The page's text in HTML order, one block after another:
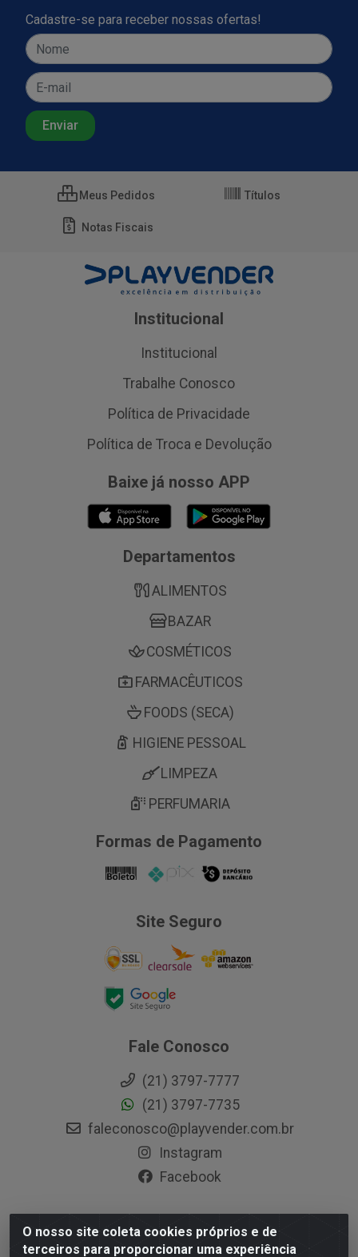
O nosso site coleta cookies próprios e de
terceiros para proporcionar uma experiência
Cadastre-se para receber nossas ofertas!
Meus Pedidos Títulos
Notas Fiscais
Institucional
Institucional
Trabalhe Conosco
Política de Privacidade
Política de Troca e Devolução
Baixe já nosso APP
Departamentos
ALIMENTOS
BAZAR
COSMÉTICOS
FARMACÊUTICOS
FOODS (SECA)
HIGIENE PESSOAL
LIMPEZA
PERFUMARIA
Formas de Pagamento
Site Seguro
Fale Conosco
(21) 3797-7777
(21) 3797-7735
faleconosco@playvender.com.br
Instagram
Facebook
Playvender Distribuidora - Avenida Ana Dantas, 183-